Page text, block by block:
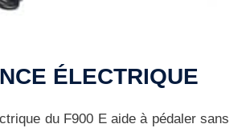
ÉLECTRIQUE
du F900 E aide à pédaler sans